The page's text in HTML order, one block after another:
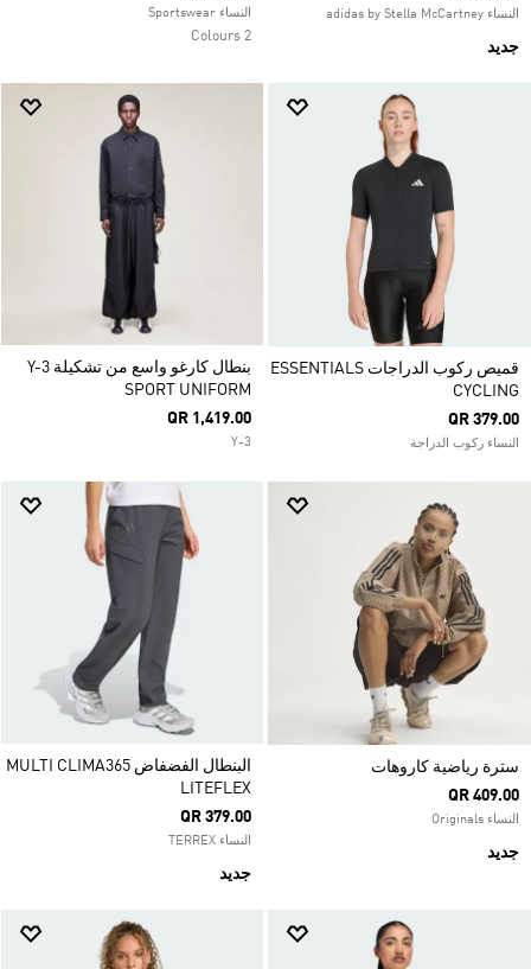
النساء adidas by Stella McCartney
جديد
النساء Sportswear
2 Colours
قميص ركوب الدراجات ESSENTIALS
CYCLING
QR 379.00
النساء ركوب الدراجة
بنطال كارغو واسع من تشكيلة Y-3
SPORT UNIFORM
QR 1,419.00
Y-3
سترة رياضية كاروهات
QR 409.00
النساء Originals
جديد
البنطال الفضفاض MULTI CLIMA365
LITEFLEX
QR 379.00
النساء TERREX
جديد